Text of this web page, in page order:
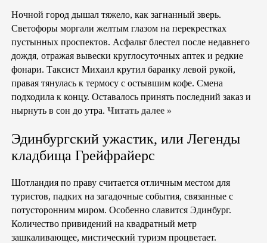
Ночной город дышал тяжело, как загнанный зверь.
Светофоры моргали желтым глазом на перекрестках
пустынных проспектов. Асфальт блестел после недавнего
дождя, отражая вывески круглосуточных аптек и редкие
фонари. Таксист Михаил крутил баранку левой рукой,
правая тянулась к термосу с остывшим кофе. Смена
подходила к концу. Оставалось принять последний заказ и
нырнуть в сон до утра. Читать далее »
Эдинбургский ужастик, или Легенды
кладбища Грейфрайерс
Шотландия по праву считается отличным местом для
туристов, падких на загадочные события, связанные с
потусторонним миром. Особенно славится Эдинбург.
Количество привидений на квадратный метр
зашкаливающее, мистический туризм процветает.